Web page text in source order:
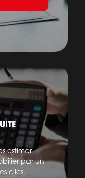
estimer
par un
clics.